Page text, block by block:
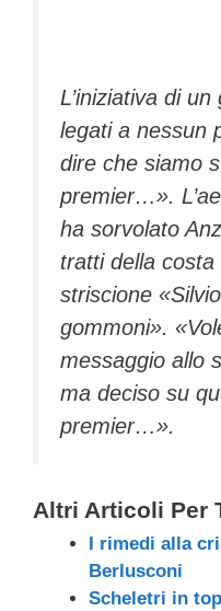
o
k
L’iniziativa di
legati a nessun
dire che siamo
premier…».
ha sorvolato
tratti della costa
striscione
gommoni».
messaggio allo
ma deciso su
premier…».
Altri Articoli Per
I rimedi alla
Berlusconi
Scheletri in